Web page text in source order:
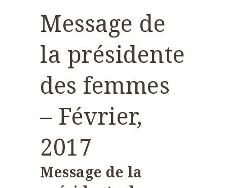
Message de
la présidente
des femmes
– Février,
2017
Message de la